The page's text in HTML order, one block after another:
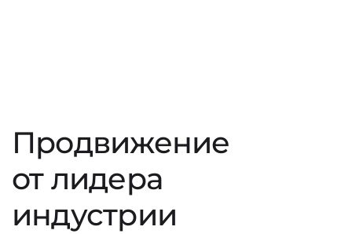
Продвижение
от лидера
индустрии